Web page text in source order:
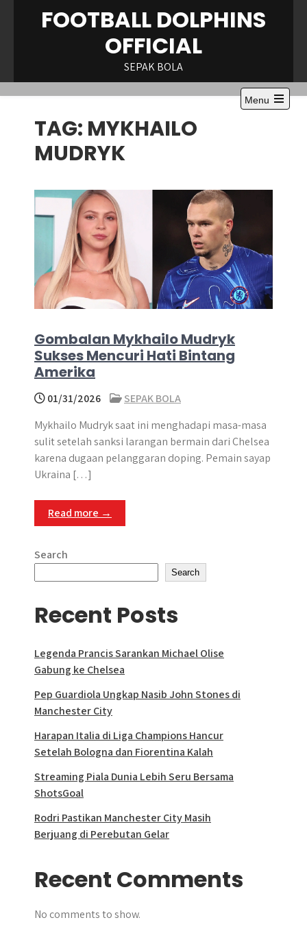
FOOTBALL DOLPHINS
OFFICIAL
SEPAK BOLA
Menu
Open
TAG: MYKHAILO
MUDRYK
Gombalan Mykhailo Mudryk
Sukses Mencuri Hati Bintang
Amerika
01/31/2026
SEPAK BOLA
Mykhailo Mudryk saat ini menghadapi masa-masa
sulit setelah sanksi larangan bermain dari Chelsea
karena dugaan pelanggaran doping. Pemain sayap
Ukraina […]
Read more →
Search
Search
Recent Posts
Legenda Prancis Sarankan Michael Olise
Gabung ke Chelsea
Pep Guardiola Ungkap Nasib John Stones di
Manchester City
Harapan Italia di Liga Champions Hancur
Setelah Bologna dan Fiorentina Kalah
Streaming Piala Dunia Lebih Seru Bersama
ShotsGoal
Rodri Pastikan Manchester City Masih
Berjuang di Perebutan Gelar
Recent Comments
No comments to show.